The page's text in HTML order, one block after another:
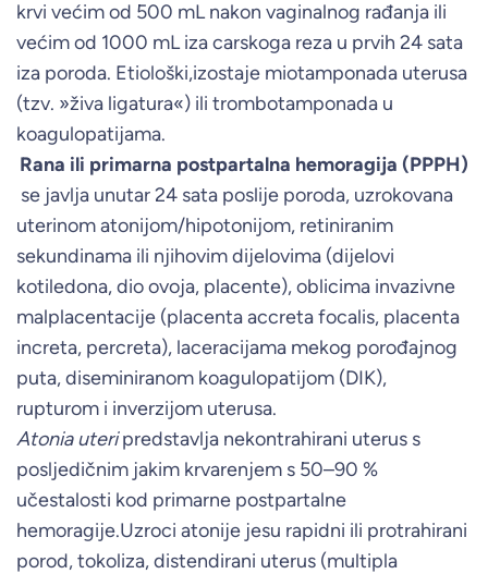
krvi većim od 500 mL nakon vaginalnog rađanja ili
većim od 1000 mL iza carskoga reza u prvih 24 sata
iza poroda. Etiološki,izostaje miotamponada uterusa
(tzv. »živa ligatura«) ili trombotamponada u
koagulopatijama.
Rana ili primarna postpartalna hemoragija (PPPH)
se javlja unutar 24 sata poslije poroda, uzrokovana
uterinom atonijom/hipotonijom, retiniranim
sekundinama ili njihovim dijelovima (dijelovi
kotiledona, dio ovoja, placente), oblicima invazivne
malplacentacije (placenta accreta focalis, placenta
increta, percreta), laceracijama mekog porođajnog
puta, diseminiranom koagulopatijom (DIK),
rupturom i inverzijom uterusa.
Atonia uteripredstavlja nekontrahirani uterus s
posljedičnim jakim krvarenjem s 50–90 %
učestalosti kod primarne postpartalne
hemoragije.Uzroci atonije jesu rapidni ili protrahirani
porod, tokoliza, distendirani uterus (multipla